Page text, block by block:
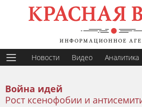
Новости Видео Аналитика
Война идей
Рост ксенофобии и